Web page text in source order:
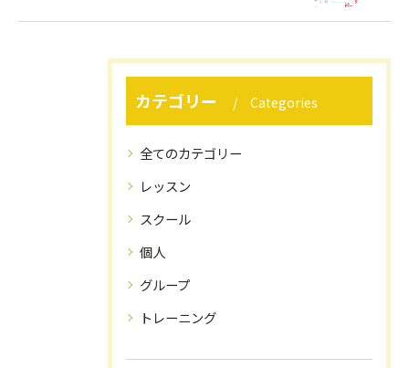
カテゴリー Categories
全てのカテゴリー
レッスン
スクール
個人
グループ
トレーニング